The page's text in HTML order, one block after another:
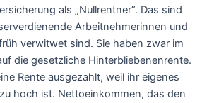
als „Nullrentner“. Das sind
Arbeitnehmerinnen und
verwitwet sind. Sie haben zwar im
die gesetzliche Hinterbliebenenrente.
Rente ausgezahlt, weil ihr eigenes
hoch ist. Nettoeinkommen, das den